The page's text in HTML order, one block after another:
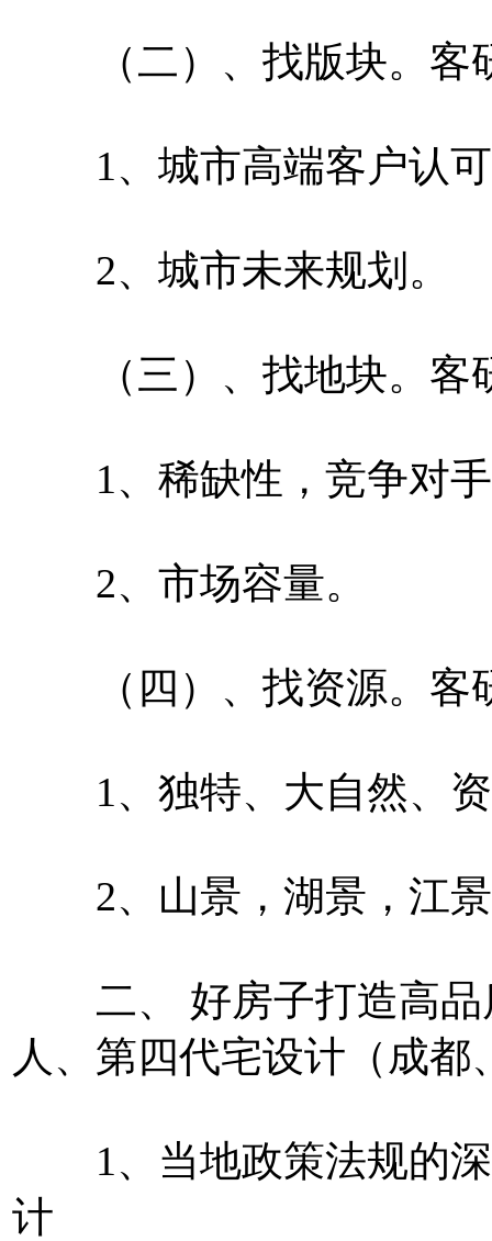
（二）、找版块。客
1、城市高端客户认
2、城市未来规划。
（三）、找地块。客
1、稀缺性，竞争对手
2、市场容量。
（四）、找资源。客
1、独特、大自然、
2、山景，湖景，江景
二、 好房子打造高品
人、第四代宅设计（成都
1、当地政策法规的深
计